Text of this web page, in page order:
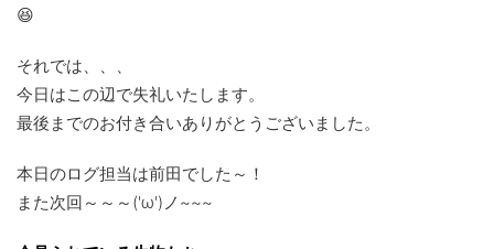
😆
それでは、、、
今日はこの辺で失礼いたします。
最後までのお付き合いありがとうございました。
本日のログ担当は前田でした～！
また次回～～～('ω')ノ~~~